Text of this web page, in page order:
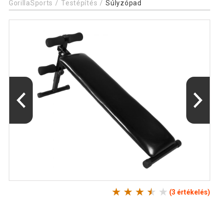
GorillaSports Testépítés Súlyzópad
(3 értékelés)